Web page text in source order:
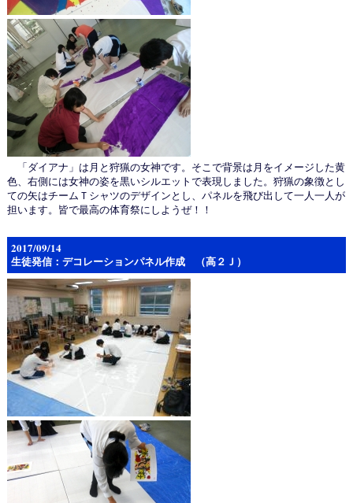
「ダイアナ」は月と狩猟の女神です。そこで背景は月をイメージした黄
色、右側には女神の姿を黒いシルエットで表現しました。狩猟の象徴とし
ての矢はチームＴシャツのデザインとし、パネルを飛び出して一人一人が
担います。皆で最高の体育祭にしようぜ！！
2017/09/14
生徒発信：デコレーションパネル作成 （高２Ｊ）